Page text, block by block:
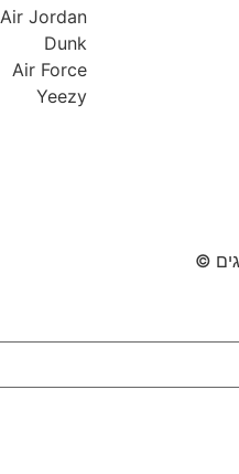
Air Jordan
Dunk
Air Force
Yeezy
©